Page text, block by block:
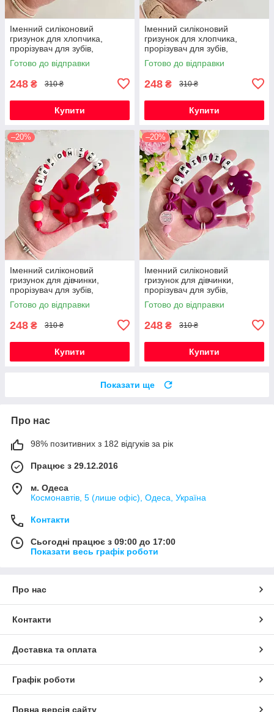
Іменний силіконовий
гризунок для хлопчика,
прорізувач для зубів,
Космонавт (темно-синій)
Готово до відправки
248 ₴ 310 ₴
Купити
Іменний силіконовий
гризунок для хлопчика,
прорізувач для зубів,
Космонавт (світло-сірий)
Готово до відправки
248 ₴ 310 ₴
Купити
–20%
Іменний силіконовий
гризунок для дівчинки,
прорізувач для зубів,
Монстера (червоний)
Готово до відправки
248 ₴ 310 ₴
Купити
–20%
Іменний силіконовий
гризунок для дівчинки,
прорізувач для зубів,
Монстера (винний)
Готово до відправки
248 ₴ 310 ₴
Купити
Показати ще
Про нас
98% позитивних з 182 відгуків за рік
Працює з 29.12.2016
м. Одеса
Космонавтів, 5 (лише офіс), Одеса, Україна
Контакти
Сьогодні працює з 09:00 до 17:00
Показати весь графік роботи
Про нас
Контакти
Доставка та оплата
Графік роботи
Повна версія сайту